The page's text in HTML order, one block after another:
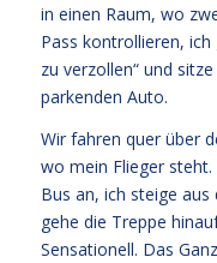
in einen Raum, wo
Pass kontrollieren, ich
zu verzollen“ und
parkenden Auto.
Wir fahren quer über
wo mein Flieger
Bus an, ich steige
gehe die Treppe
Sensationell. Das